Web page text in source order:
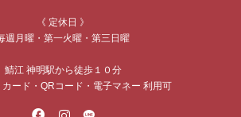
《 定休日 》
週月曜・第一火曜・第三日曜
鯖江 神明駅から徒歩１０分
カード・QRコード・電子マネー 利用可